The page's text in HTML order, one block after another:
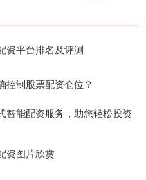
资平台排名及评测
控制股票配资仓位？
智能配资服务，助您轻松投资
资图片欣赏